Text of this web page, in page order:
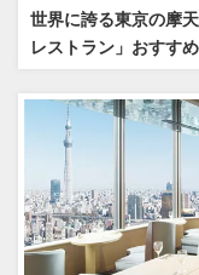
世界に誇る東京の摩
レストラン」おすす